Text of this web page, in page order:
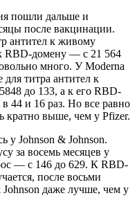
пошли дальше и
после вакцинации.
антител к живому
RBD-домену — с 21 564
много. У Moderna
для титра антител к
до 133, а к его RBD-
44 и 16 раз. Но все равно
кратно выше, чем у Pfizer.
у Johnson & Johnson.
за восемь месяцев у
— с 146 до 629. К RBD-
после восьми
Johnson даже лучше, чем у